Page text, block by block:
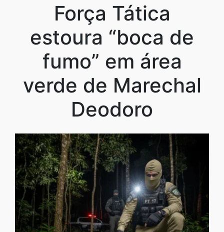
Força Tática
estoura “boca de
fumo” em área
verde de Marechal
Deodoro